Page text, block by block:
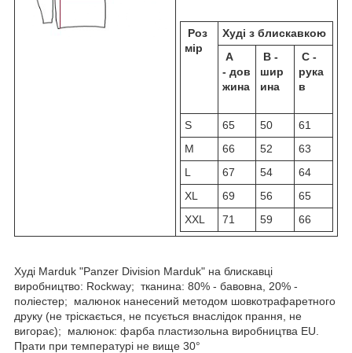
Роз
мір
Худі з блискавкою
A
- дов
жина
B -
шир
ина
C -
рука
в
S 65 50
61
M
66 52
63
L
67 54
64
XL
69 56
65
XXL
71 59 66
Худі Marduk "Panzer Division Marduk" на блискавці
виробництво: Rockway; тканина: 80% - бавовна, 20% -
поліестер; малюнок нанесений методом шовкотрафаретного
друку (не тріскається, не псується внаслідок прання, не
вигорає); малюнок: фарба пластизольна виробництва EU.
Прати при температурі не вище 30°